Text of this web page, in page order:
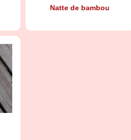
Natte de bambou